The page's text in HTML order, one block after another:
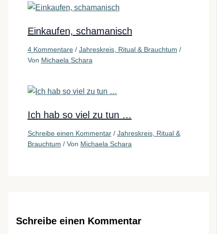
Einkaufen, schamanisch
4 Kommentare / Jahreskreis, Ritual & Brauchtum /
Von Michaela Schara
Ich hab so viel zu tun …
Schreibe einen Kommentar / Jahreskreis, Ritual &
Brauchtum / Von Michaela Schara
Schreibe einen Kommentar